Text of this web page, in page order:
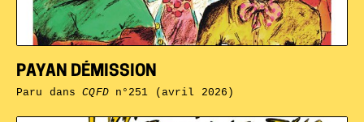
PAYAN DÉMISSION
Paru dansCQFDn°251 (avril 2026)